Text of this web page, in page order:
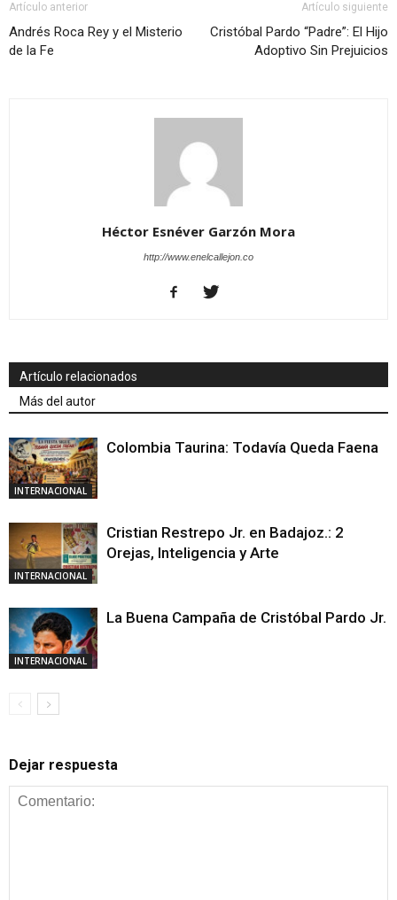
Artículo anterior
Andrés Roca Rey y el Misterio
de la Fe
Artículo siguiente
Cristóbal Pardo “Padre”: El Hijo
Adoptivo Sin Prejuicios
Héctor Esnéver Garzón Mora
http://www.enelcallejon.co
Artículo relacionados
Más del autor
INTERNACIONAL
Colombia Taurina: Todavía Queda Faena
INTERNACIONAL
Cristian Restrepo Jr. en Badajoz.: 2
Orejas, Inteligencia y Arte
INTERNACIONAL
La Buena Campaña de Cristóbal Pardo Jr.
Dejar respuesta